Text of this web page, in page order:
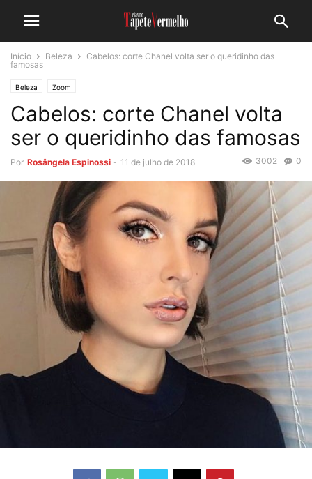
Início Beleza
Cabelos: corte Chanel volta ser o queridinho das
famosas
Beleza Zoom
Cabelos: corte Chanel volta
ser o queridinho das famosas
Por Rosângela Espinossi - 11 de julho de 2018 0
3002